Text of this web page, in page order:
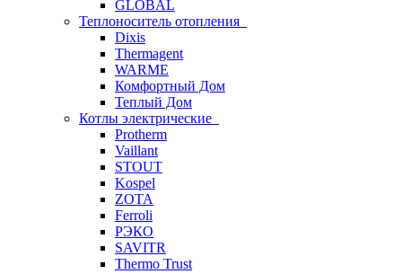
GLOBAL
Теплоноситель отопления
Dixis
Thermagent
WARME
Комфортный Дом
Теплый Дом
Котлы электрические
Protherm
Vaillant
STOUT
Kospel
ZOTA
Ferroli
РЭКО
SAVITR
Thermo Trust